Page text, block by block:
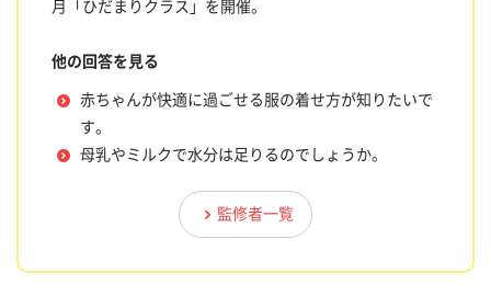
月「ひだまりクラス」を開催。
他の回答を見る
赤ちゃんが快適に過ごせる服の着せ方が知りたいで
す。
母乳やミルクで水分は足りるのでしょうか。
監修者一覧